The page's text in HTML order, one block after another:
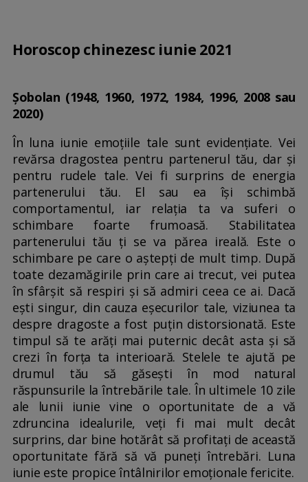
Horoscop chinezesc iunie 2021
Șobolan (1948, 1960, 1972, 1984, 1996, 2008 sau
2020)
În luna iunie emoțiile tale sunt evidențiate. Vei
revărsa dragostea pentru partenerul tău, dar și
pentru rudele tale. Vei fi surprins de energia
partenerului tău. El sau ea își schimbă
comportamentul, iar relația ta va suferi o
schimbare foarte frumoasă. Stabilitatea
partenerului tău ți se va părea ireală. Este o
schimbare pe care o aștepți de mult timp. După
toate dezamăgirile prin care ai trecut, vei putea
în sfârșit să respiri și să admiri ceea ce ai. Dacă
ești singur, din cauza eșecurilor tale, viziunea ta
despre dragoste a fost puțin distorsionată. Este
timpul să te arăți mai puternic decât asta și să
crezi în forța ta interioară. Stelele te ajută pe
drumul tău să găsești în mod natural
răspunsurile la întrebările tale. În ultimele 10 zile
ale lunii iunie vine o oportunitate de a vă
zdruncina idealurile, veți fi mai mult decât
surprins, dar bine hotărât să profitați de această
oportunitate fără să vă puneți întrebări. Luna
iunie este propice întâlnirilor emoționale fericite.